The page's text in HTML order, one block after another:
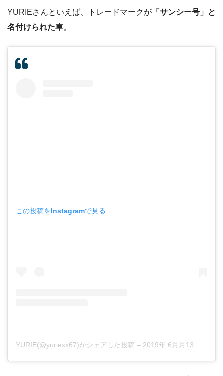
YURIEさんといえば、トレードマークが 「サンシー号」と
名付けられた車。
この投稿をInstagramで見る
YURIE(@yuriexx67)がシェアした投稿 – 2019年 6月月13日午後8時24分PDT